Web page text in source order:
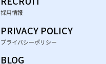
採用情報
PRIVACY POLICY
プライバシーポリシー
BLOG